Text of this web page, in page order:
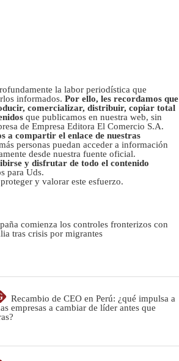
la labor periodística que
informados. Por ello, les recordamos que
comercializar, distribuir, copiar total
que publicamos en nuestra web, sin
de Empresa Editora El Comercio S.A.
a compartir el enlace de nuestras
personas puedan acceder a información
desde nuestra fuente oficial.
y disfrutar de todo el contenido
para Uds.
y valorar este esfuerzo.
comienza los controles fronterizos con
tras crisis por migrantes
Recambio de CEO en Perú: ¿qué impulsa a
empresas a cambiar de líder antes que